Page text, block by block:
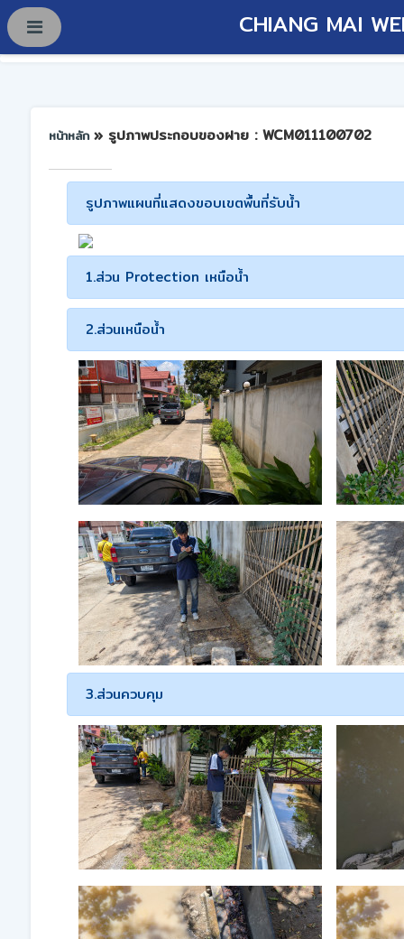
CHIANG MAI
หน้าหลัก » รูปภาพประกอบของฝาย : WCM011100702
รูปภาพแผนที่แสดงขอบเขตพื้นที่รับน้ำ
1.ส่วน Protection เหนือน้ำ
2.ส่วนเหนือน้ำ
3.ส่วนควบคุม